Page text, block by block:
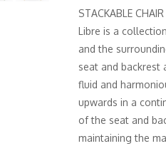
STACKABLE
Libre is a
and the
seat and backrest
fluid and
upwards in a
of the seat and
maintaining the